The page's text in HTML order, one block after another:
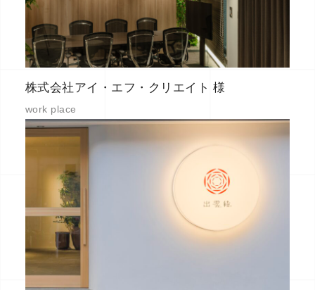
株式会社アイ・エフ・クリエイト 様
work place